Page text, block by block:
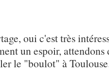
oui c'est très
un espoir, attendons
le "boulot" à